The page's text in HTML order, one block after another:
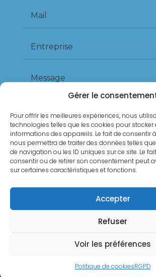
Gérer le
Pour offrir les meilleures expériences, nous
technologies telles que les cookies pour stocker
informations des appareils. Le fait de consentir
nous permettra de traiter des données telles
de navigation ou les ID uniques sur ce site. Le
consentir ou de retirer son consentement peut
sur certaines caractéristiques et fonctions.
Accepter
Refuser
Voir les préférences
Politique de cookiesRGPD